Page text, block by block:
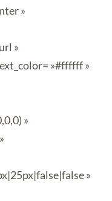
»
»
»#ffffff »
»
»